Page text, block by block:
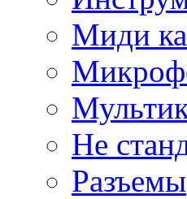
Миди
Не
Разъемы